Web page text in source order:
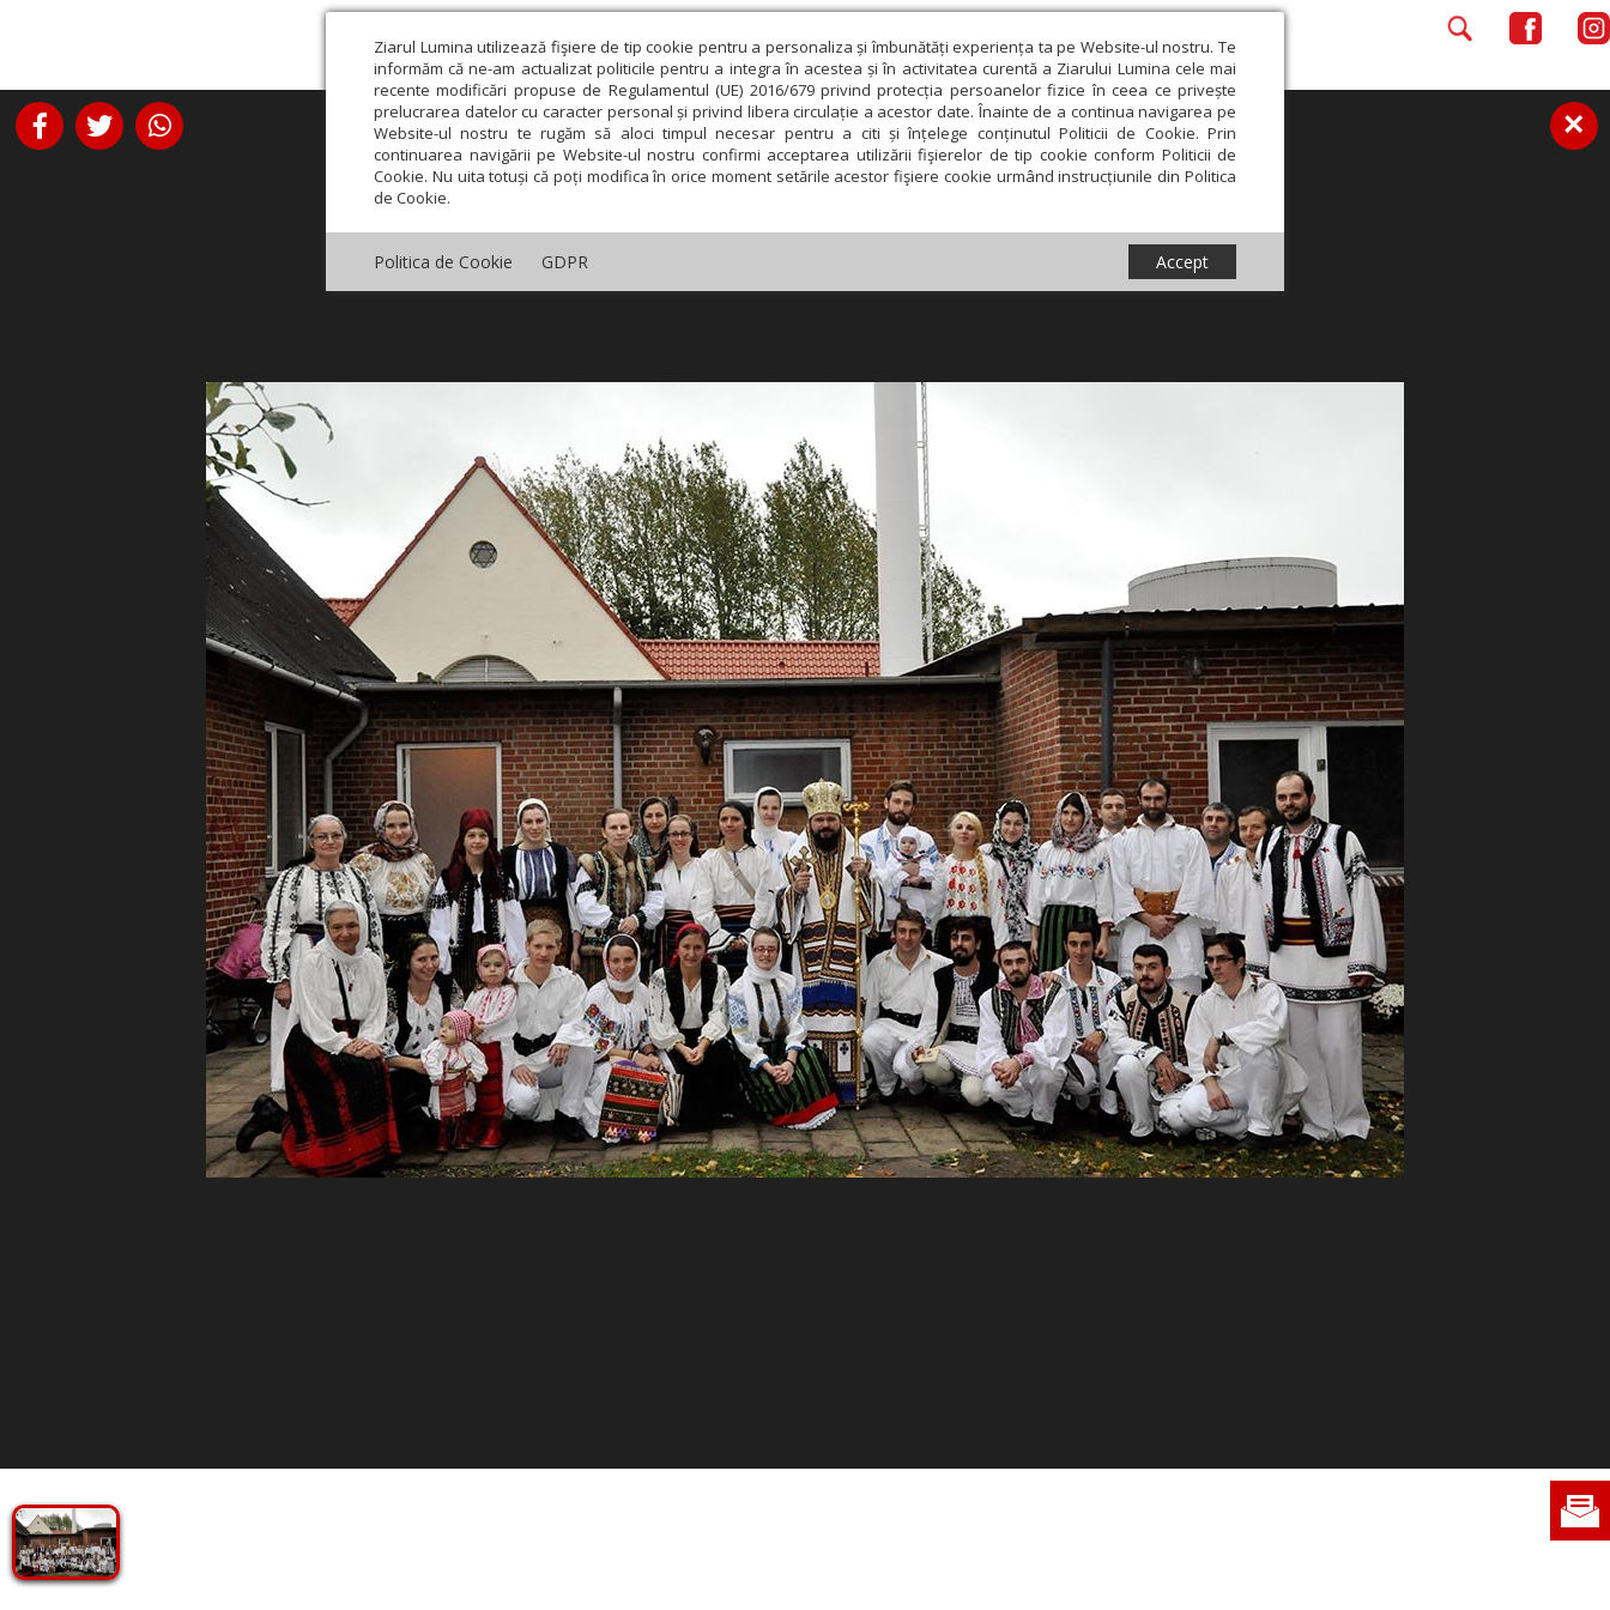
Ziarul Lumina utilizează fişiere de tip cookie pentru a personaliza și îmbunătăți experiența ta pe Website-ul nostru. Te
informăm că ne-am actualizat politicile pentru a integra în acestea și în activitatea curentă a Ziarului Lumina cele mai
recente modificări propuse de Regulamentul (UE) 2016/679 privind protecția persoanelor fizice în ceea ce privește
prelucrarea datelor cu caracter personal și privind libera circulație a acestor date. Înainte de a continua navigarea pe
Website-ul nostru te rugăm să aloci timpul necesar pentru a citi și înțelege conținutul Politicii de Cookie. Prin
continuarea navigării pe Website-ul nostru confirmi acceptarea utilizării fişierelor de tip cookie conform Politicii de
Cookie. Nu uita totuși că poți modifica în orice moment setările acestor fişiere cookie urmând instrucțiunile din Politica
de Cookie.
Politica de Cookie GDPR Accept
×